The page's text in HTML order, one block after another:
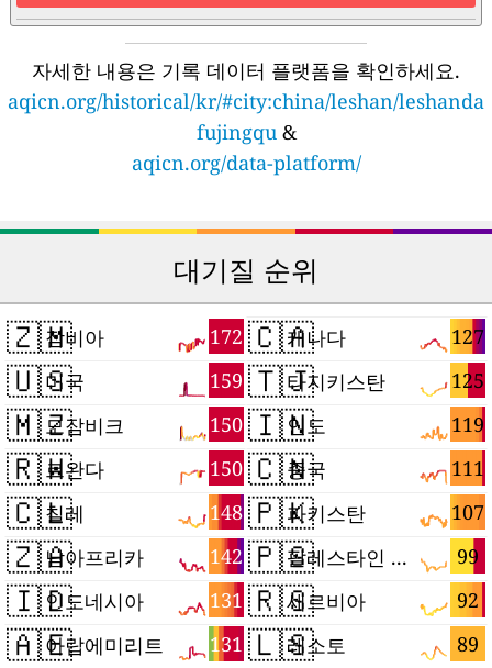
자세한 내용은 기록 데이터 플랫폼을 확인하세요.
aqicn.org/historical/kr/#city:china/leshan/leshanda
fujingqu&
aqicn.org/data-platform/
대기질 순위
🇿🇲 172
잠비아
🇺🇸 159
미국
🇲🇿 150
모잠비크
🇷🇼 150
르완다
🇨🇱 148
칠레
🇿🇦 142
남아프리카
🇮🇩 131
인도네시아
🇦🇪 131
아랍에미리트
🇨🇦 127
캐나다
🇹🇯 125
타지키스탄
🇮🇳 119
인도
🇨🇳 111
중국
🇵🇰 107
파키스탄
🇵🇸 99
팔레스타인 지구
🇷🇸 92
세르비아
🇱🇸 89
레소토